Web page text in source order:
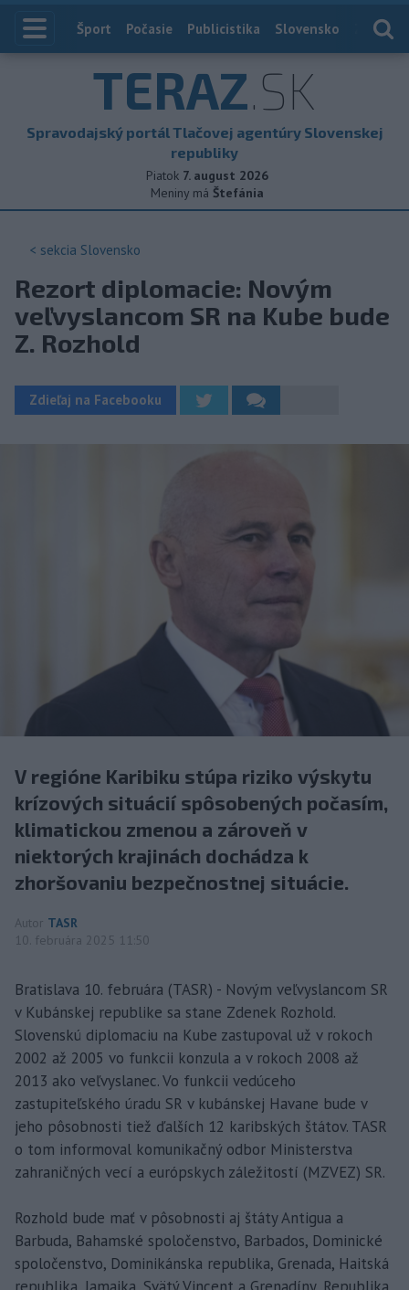
Index
Šport Počasie Publicistika Slovensko
TERAZ.SK
Spravodajský portál Tlačovej agentúry Slovenskej
republiky
Piatok 7. august 2026
Meniny má Štefánia
< sekcia Slovensko
Rezort diplomacie: Novým
veľvyslancom SR na Kube bude
Z. Rozhold
Zdieľaj na Facebooku
V regióne Karibiku stúpa riziko výskytu
krízových situácií spôsobených počasím,
klimatickou zmenou a zároveň v
niektorých krajinách dochádza k
zhoršovaniu bezpečnostnej situácie.
Autor TASR
10. februára 2025 11:50
Bratislava 10. februára (TASR) - Novým veľvyslancom SR
v Kubánskej republike sa stane Zdenek Rozhold.
Slovenskú diplomaciu na Kube zastupoval už v rokoch
2002 až 2005 vo funkcii konzula a v rokoch 2008 až
2013 ako veľvyslanec. Vo funkcii vedúceho
zastupiteľského úradu SR v kubánskej Havane bude v
jeho pôsobnosti tiež ďalších 12 karibských štátov. TASR
o tom informoval komunikačný odbor Ministerstva
zahraničných vecí a európskych záležitostí (MZVEZ) SR.
Rozhold bude mať v pôsobnosti aj štáty Antigua a
Barbuda, Bahamské spoločenstvo, Barbados, Dominické
spoločenstvo, Dominikánska republika, Grenada, Haitská